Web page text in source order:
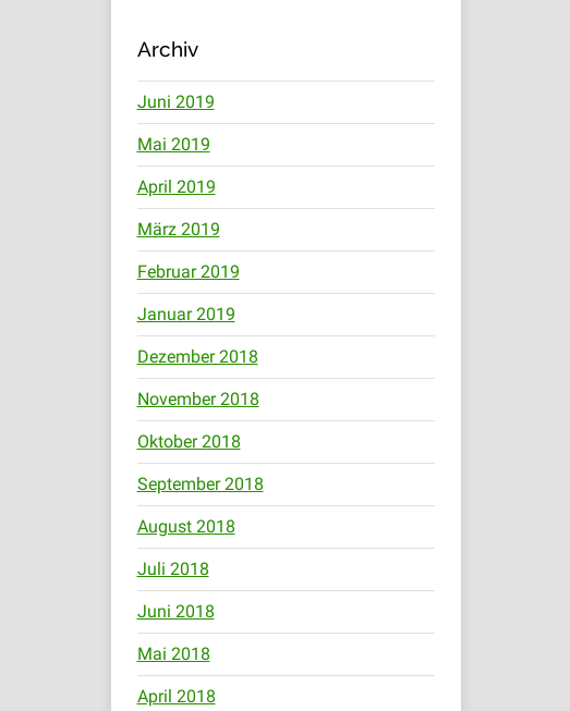
Archiv
Juni 2019
Mai 2019
April 2019
März 2019
Februar 2019
Januar 2019
Dezember 2018
November 2018
Oktober 2018
September 2018
August 2018
Juli 2018
Juni 2018
Mai 2018
April 2018